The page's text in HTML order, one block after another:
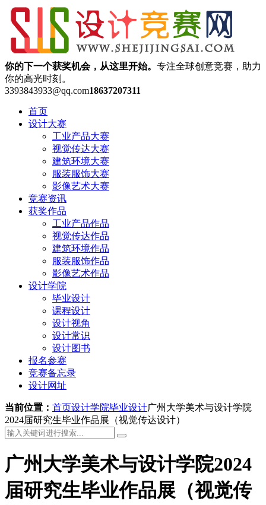
你的下一个获奖机会，从这里开始。 专注全球创意竞赛，助力
你的高光时刻。
3393843933@qq.com18637207311
首页
设计大赛
工业产品大赛
视觉传达大赛
建筑环境大赛
服装服饰大赛
影像艺术大赛
竞赛资讯
获奖作品
工业产品作品
视觉传达作品
建筑环境作品
服装服饰作品
影像艺术作品
设计学院
毕业设计
课程设计
设计视角
设计常识
设计图书
报名参赛
竞赛备忘录
设计网址
当前位置： 首页设计学院毕业设计广州大学美术与设计学院
2024届研究生毕业作品展（视觉传达设计）
广州大学美术与设计学院2024
届研究生毕业作品展（视觉传